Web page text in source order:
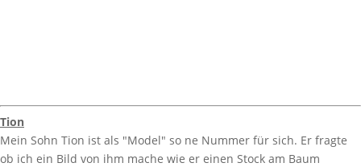
Tion
Mein Sohn Tion ist als "Model" so ne Nummer für sich. Er fragte
ob ich ein Bild von ihm mache wie er einen Stock am Baum